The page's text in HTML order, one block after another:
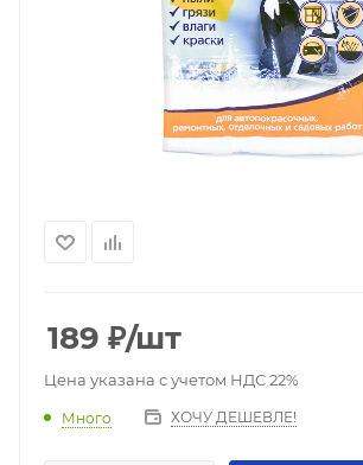
189 ₽/шт
Цена указана с учетом НДС 22%
Много ХОЧУ ДЕШЕВЛЕ!